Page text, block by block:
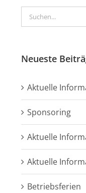
Suche
nach:
Neueste
Aktuelle
Sponsoring
Aktuelle
Aktuelle
Betriebsferien